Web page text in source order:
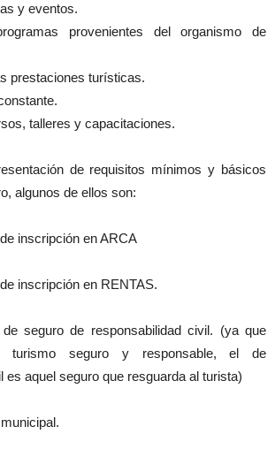
y eventos.
provenientes del organismo de
prestaciones turísticas.
talleres y capacitaciones.
de requisitos mínimos y básicos
algunos de ellos son:
en ARCA
en RENTAS.
de responsabilidad civil. (ya que
turismo seguro y responsable, el de
es aquel seguro que resguarda al turista)